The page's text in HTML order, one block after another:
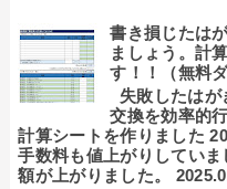
書き損じたは
ましょう。計
す！！（無料
失敗したはが
交換を効率的
計算シートを作りました
手数料も値上がりしてい
額が上がりました。